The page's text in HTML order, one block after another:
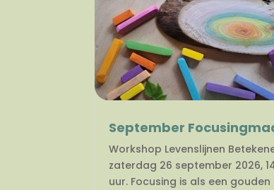
September
Workshop Levenslijnen
zaterdag 26 september 2026,
uur. Focusing is als een gouden